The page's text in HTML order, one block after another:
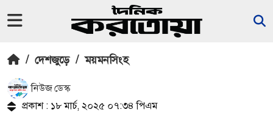
/ দেশজুড়ে / ময়মনসিংহ
নিউজ ডেস্ক
প্রকাশ : ১৮ মার্চ, ২০২৫ ০৭:৩৪ পিএম